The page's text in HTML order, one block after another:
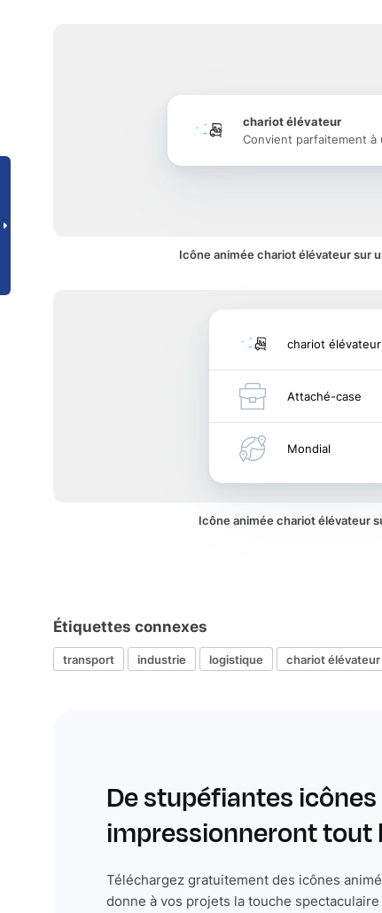
chariot élévateur
Convient parfaitement à
Icône animée chariot élévateur sur
chariot élévateur
Attaché-case
Mondial
Icône animée chariot élévateur
Étiquettes connexes
transport industrie logistique chariot élévateur
De stupéfiantes
impressionneront tout
Téléchargez gratuitement des icônes
donne à vos projets la touche